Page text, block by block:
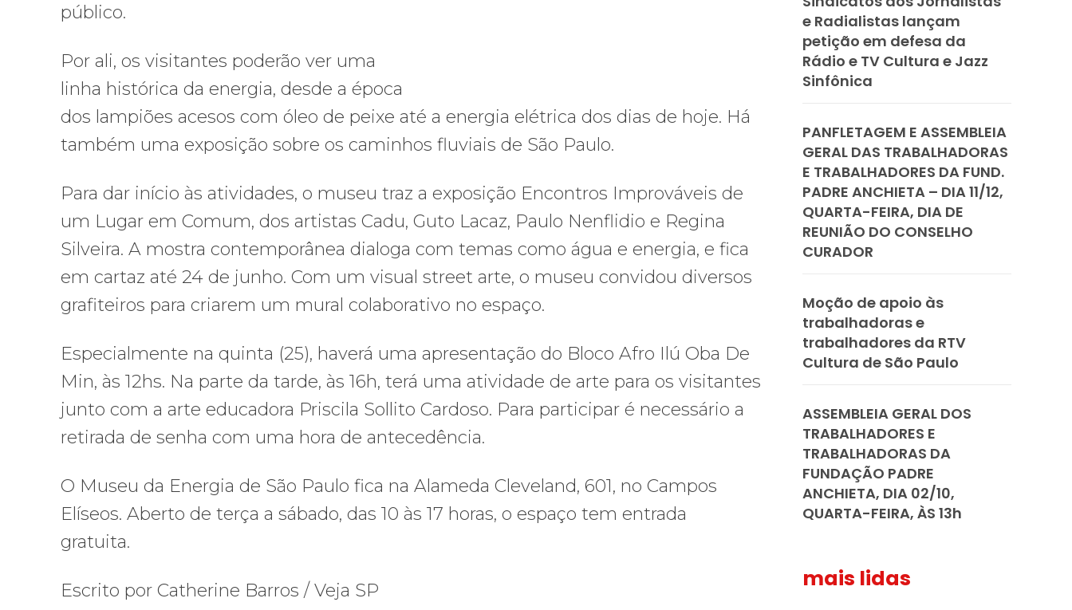
público.
Por ali, os visitantes poderão ver uma
linha histórica da energia, desde a época
dos lampiões acesos com óleo de peixe até a energia elétrica dos dias de hoje. Há
também uma exposição sobre os caminhos fluviais de São Paulo.
Para dar início às atividades, o museu traz a exposição Encontros Improváveis de
um Lugar em Comum, dos artistas Cadu, Guto Lacaz, Paulo Nenflidio e Regina
Silveira. A mostra contemporânea dialoga com temas como água e energia, e fica
em cartaz até 24 de junho. Com um visual street arte, o museu convidou diversos
grafiteiros para criarem um mural colaborativo no espaço.
Especialmente na quinta (25), haverá uma apresentação do Bloco Afro Ilú Oba De
Min, às 12hs. Na parte da tarde, às 16h, terá uma atividade de arte para os visitantes
junto com a arte educadora Priscila Sollito Cardoso. Para participar é necessário a
retirada de senha com uma hora de antecedência.
O Museu da Energia de São Paulo fica na Alameda Cleveland, 601, no Campos
Elíseos. Aberto de terça a sábado, das 10 às 17 horas, o espaço tem entrada
gratuita.
Escrito por Catherine Barros / Veja SP
e Radialistas lançam
petição em defesa da
Rádio e TV Cultura e Jazz
Sinfônica
PANFLETAGEM E ASSEMBLEIA
GERAL DAS TRABALHADORAS
E TRABALHADORES DA FUND.
PADRE ANCHIETA – DIA 11/12,
QUARTA-FEIRA, DIA DE
REUNIÃO DO CONSELHO
CURADOR
Moção de apoio às
trabalhadoras e
trabalhadores da RTV
Cultura de São Paulo
ASSEMBLEIA GERAL DOS
TRABALHADORES E
TRABALHADORAS DA
FUNDAÇÃO PADRE
ANCHIETA, DIA 02/10,
QUARTA-FEIRA, ÀS 13h
mais lidas